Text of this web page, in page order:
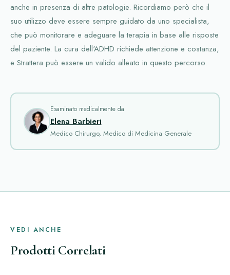
anche in presenza di altre patologie. Ricordiamo però che il
suo utilizzo deve essere sempre guidato da uno specialista,
che può monitorare e adeguare la terapia in base alle risposte
del paziente. La cura dell'ADHD richiede attenzione e costanza,
e Strattera può essere un valido alleato in questo percorso.
Esaminato medicalmente da
Elena Barbieri
Medico Chirurgo, Medico di Medicina Generale
VEDI ANCHE
Prodotti Correlati